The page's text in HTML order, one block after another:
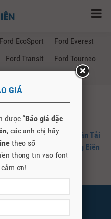
Ford EcoSport
Ford Everest
Ford Transit
Ford Tourneo
tại ford long biên"
2024 – Bảng Giá Xe Bán Tải
T3/2024 Tại Ford Long Biên
GIÁ
được “Báo giá đặc
, các anh chị hãy
theo số
thông tin vào font
ơn!